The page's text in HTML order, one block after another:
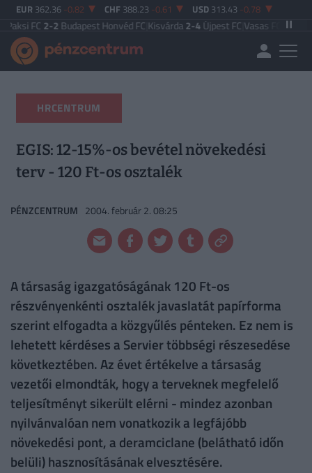
EUR 362.36 -0.82 CHF 388.23 -0.61 USD 313.43 -0.78
2-2Budapest Honvéd FC|Kisvárda2-4Újpest FC|Vasas FC 5-0
HRCENTRUM
EGIS: 12-15%-os bevétel növekedési
terv - 120 Ft-os osztalék
PÉNZCENTRUM 2004. február 2. 08:25
A társaság igazgatóságának 120 Ft-os
részvényenkénti osztalék javaslatát papírforma
szerint elfogadta a közgyűlés pénteken. Ez nem is
lehetett kérdéses a Servier többségi részesedése
következtében. Az évet értékelve a társaság
vezetői elmondták, hogy a terveknek megfelelő
teljesítményt sikerült elérni - mindez azonban
nyilvánvalóan nem vonatkozik a legfájóbb
növekedési pont, a deramciclane (belátható időn
belüli) hasznosításának elvesztésére.